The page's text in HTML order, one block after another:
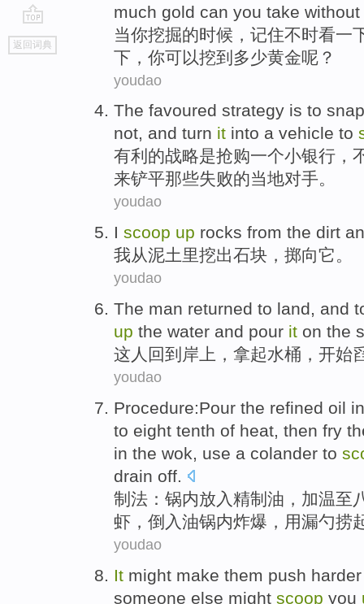
go
top
返回词典
much gold can you take without
当你挖掘的时候 ， 记住不时看一
下，你可以挖到 多少黄金呢？
youdao
The favoured strategy is to
not, and turn it into a vehicle to
有利 的战略是抢购一个小银行 ，
来铲平那些失败的当地对手。
youdao
I scoop up rocks from the dirt
我从泥土里挖出石块 ， 掷向它。
youdao
The man returned to land, and
up the water and pour it on the
这 人 回到 岸上 ， 拿起水桶 ， 开始
youdao
Procedure:Pour the refined oil
to eight tenth of heat, then fry
in the wok, use a colander to
drain off.
制法 ： 锅内放入精制油 ，加温至
虾，倒入油锅内炸爆， 用漏勺捞
youdao
It might make them push harder
someone else might scoop you